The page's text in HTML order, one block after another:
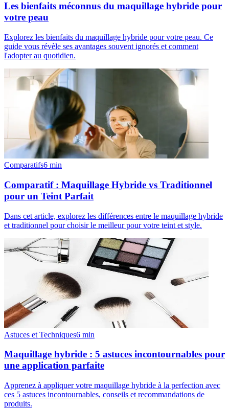
Les bienfaits méconnus du maquillage hybride pour
votre peau
Explorez les bienfaits du maquillage hybride pour votre peau. Ce
guide vous révèle ses avantages souvent ignorés et comment
l'adopter au quotidien.
Comparatifs6 min
Comparatif : Maquillage Hybride vs Traditionnel
pour un Teint Parfait
Dans cet article, explorez les différences entre le maquillage hybride
et traditionnel pour choisir le meilleur pour votre teint et style.
Astuces et Techniques6 min
Maquillage hybride : 5 astuces incontournables pour
une application parfaite
Apprenez à appliquer votre maquillage hybride à la perfection avec
ces 5 astuces incontournables, conseils et recommandations de
produits.